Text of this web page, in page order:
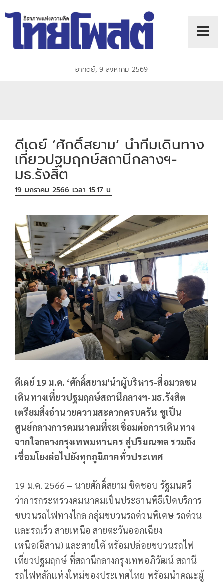
อาทิตย์, 9 สิงหาคม 2569
ดีเดย์ ‘ศักดิ์สยาม’ นำทีมเดินทาง
เที่ยวปฐมฤกษ์สถานีกลางฯ-
มธ.รังสิต
19 มกราคม 2566 เวลา 15:17 น.
ดีเดย์ 19 ม.ค. ‘ศักดิ์สยาม’นำผู้บริหาร-สื่อมวลชน
เดินทางเที่ยวปฐมฤกษ์สถานีกลางฯ-มธ.รังสิต
เตรียมสิ่งอำนวยความสะดวกครบครัน ชูเป็น
ศูนย์กลางการคมนาคมที่จะเชื่อมต่อการเดินทาง
จากใจกลางกรุงเทพมหานคร สู่ปริมณฑล รวมถึง
เชื่อมโยงต่อไปยังทุกภูมิภาคทั่วประเทศ
19 ม.ค. 2566 – นายศักดิ์สยาม ชิดชอบ รัฐมนตรี
ว่าการกระทรวงคมนาคมเป็นประธานพิธีเปิดบริการ
ขบวนรถไฟทางไกล กลุ่มขบวนรถด่วนพิเศษ รถด่วน
และรถเร็ว สายเหนือ สายตะวันออกเฉียง
เหนือ(อีสาน) และสายใต้ พร้อมปล่อยขบวนรถไฟ
เที่ยวปฐมฤกษ์ ที่สถานีกลางกรุงเทพอภิวัฒน์ สถานี
รถไฟหลักแห่งใหม่ของประเทศไทย พร้อมนำคณะผู้